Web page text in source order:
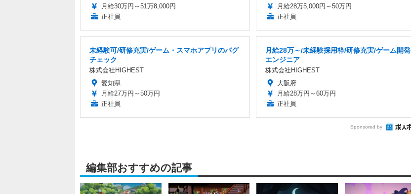
月給30万円～51万8,000円
正社員
月給28万5,000円～50万円
正社員
未経験可/研修充実/ゲーム・スマホアプリのバグ
チェック
株式会社HIGHEST
愛知県
月給27万円～50万円
正社員
月給28万～/未経験採用枠/研修充実/ゲーム開発
エンジニア
株式会社HIGHEST
大阪府
月給28万円～60万円
正社員
Sponsored by
編集部おすすめの記事